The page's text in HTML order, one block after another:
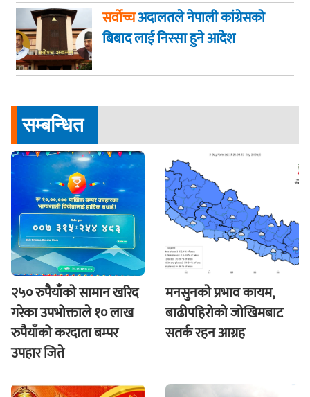
सर्वोच्चअदालतले नेपाली कांग्रेसको
बिबाद लाई निस्सा हुने आदेश
सम्बन्धित
२५० रुपैयाँको सामान खरिद
गरेका उपभोक्ताले १० लाख
रुपैयाँको करदाता बम्पर
उपहार जिते
मनसुनको प्रभाव कायम,
बाढीपहिरोको जोखिमबाट
सतर्क रहन आग्रह